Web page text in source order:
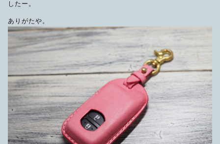
したー。
ありがたや。